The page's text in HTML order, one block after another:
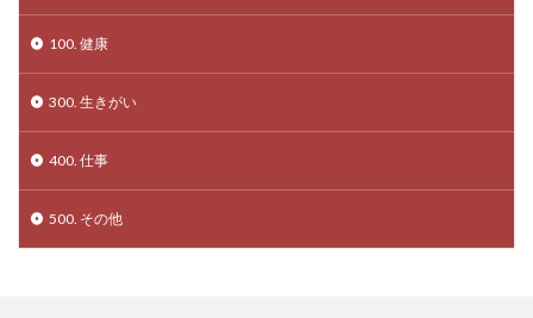
100. 健康
300. 生きがい
400. 仕事
500. その他